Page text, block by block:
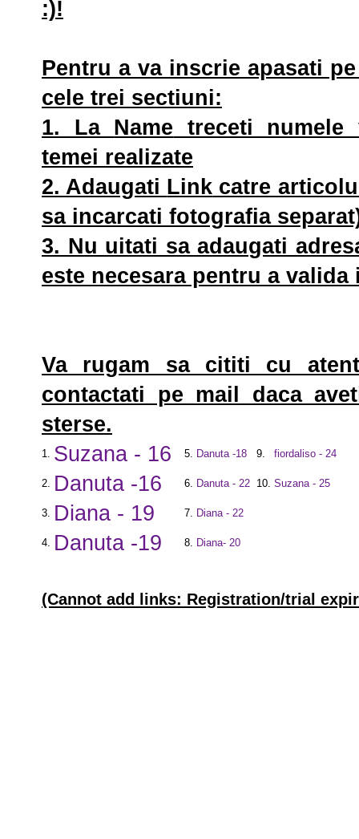
:)!
Pentru a va inscrie apasati
cele trei sectiuni:
1. La Name treceti
temei realizate
2. Adaugati Link catre
sa incarcati fotografia
3. Nu uitati sa adaugati
este necesara pentru a valida
Va rugam sa cititi cu
contactati pe mail daca
sterse.
1. Suzana - 16 5. Danuta -18 9. fiordaliso - 24
2. Danuta -16 6. Danuta - 22 10. Suzana - 25
3. Diana - 19 7. Diana - 22
4. Danuta -19 8. Diana- 20
(Cannot add links: Registration/trial